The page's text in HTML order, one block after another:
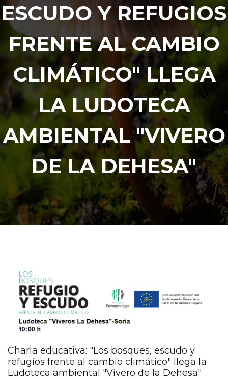
ESCUDO Y REFUGIOS
FRENTE AL CAMBIO
CLIMÁTICO" LLEGA
LA LUDOTECA
AMBIENTAL "VIVERO
DE LA DEHESA"
Charla educativa: "Los bosques, escudo y
refugios frente al cambio climático" llega la
Ludoteca ambiental "Vivero de la Dehesa"